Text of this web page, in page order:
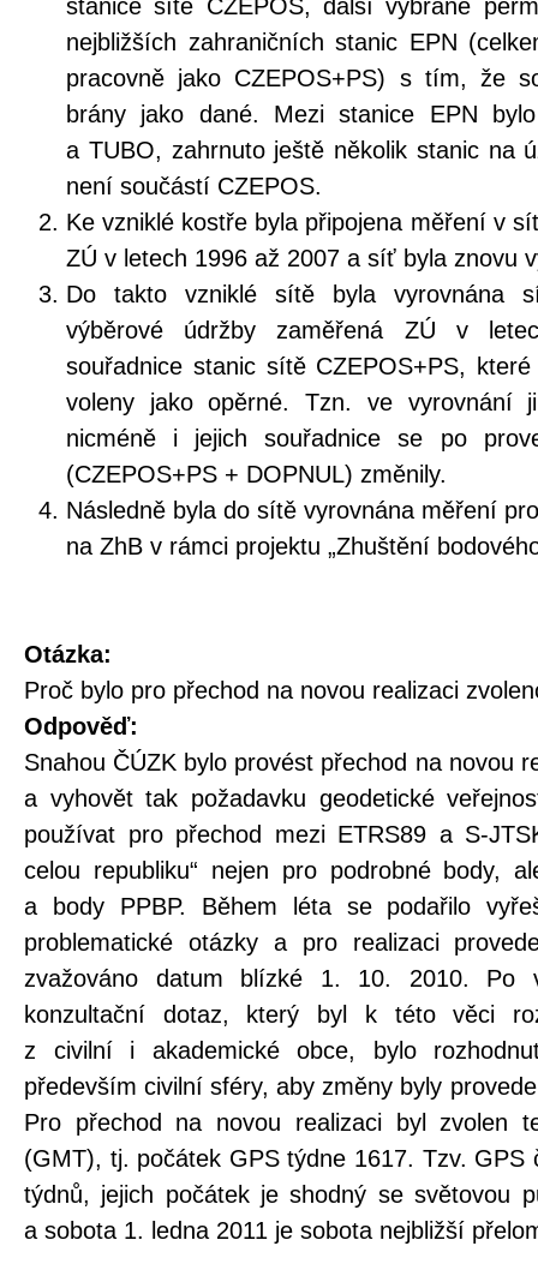
stanice sítě CZEPOS, další vybrané
nejbližších zahraničních stanic EPN
pracovně jako CZEPOS+PS) s tím, že
brány jako dané. Mezi stanice EPN
a TUBO, zahrnuto ještě několik stanic na
není součástí CZEPOS.
Ke vzniklé kostře byla připojena měření v
ZÚ v letech 1996 až 2007 a síť byla znovu
Do takto vzniklé sítě byla vyrovnána
výběrové údržby zaměřená ZÚ v
souřadnice stanic sítě CZEPOS+PS,
voleny jako opěrné. Tzn. ve vyrovnání
nicméně i jejich souřadnice se po
(CZEPOS+PS + DOPNUL) změnily.
Následně byla do sítě vyrovnána měření
na ZhB v rámci projektu „Zhuštění
Otázka:
Proč bylo pro přechod na novou realizaci
Odpověď:
Snahou ČÚZK bylo provést přechod na novou
a vyhovět tak požadavku geodetické
používat pro přechod mezi ETRS89 a S-
celou republiku“ nejen pro podrobné body,
a body PPBP. Během léta se podařilo
problematické otázky a pro realizaci
zvažováno datum blízké 1. 10. 2010. Po
konzultační dotaz, který byl k této věci
z civilní i akademické obce, bylo
především civilní sféry, aby změny byly
Pro přechod na novou realizaci byl zvolen
(GMT), tj. počátek GPS týdne 1617. Tzv.
týdnů, jejich počátek je shodný se světovou
a sobota 1. ledna 2011 je sobota nejbližší